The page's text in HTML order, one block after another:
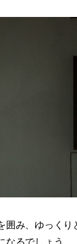
囲み、ゆっくり